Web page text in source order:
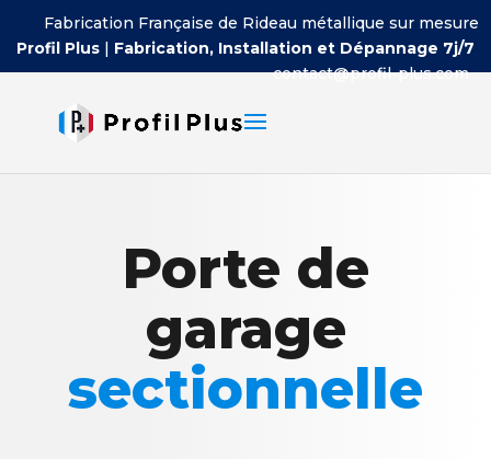
Fabrication Française de Rideau métallique sur mesure
Profil Plus | Fabrication, Installation et Dépannage 7j/7
contact@profil-plus.com
Porte de
garage
sectionnelle